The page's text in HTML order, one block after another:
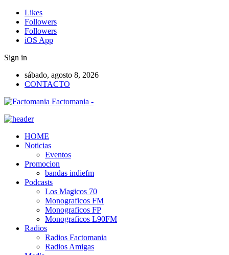
Likes
Followers
Followers
iOS App
Sign in
sábado, agosto 8, 2026
CONTACTO
Factomania -
HOME
Noticias
Eventos
Promocion
bandas indiefm
Podcasts
Los Magicos 70
Monograficos FM
Monograficos FP
Monograficos L90FM
Radios
Radios Factomania
Radios Amigas